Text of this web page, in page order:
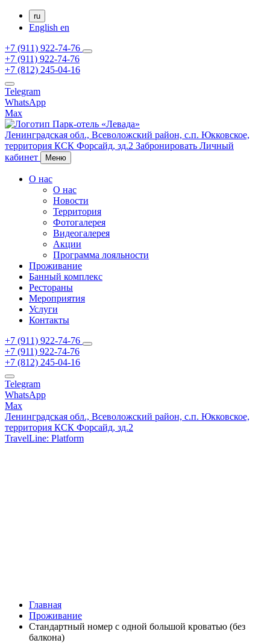
ru
English en
+7 (911) 922-74-76
+7 (911) 922-74-76
+7 (812) 245-04-16
Telegram
WhatsApp
Max
Ленинградская обл., Всеволожский район, с.п. Юкковское,
территория КСК Форсайд, зд.2 Забронировать Личный
кабинет
Меню
О нас
О нас
Новости
Территория
Фотогалерея
Видеогалерея
Акции
Программа лояльности
Проживание
Банный комплекс
Рестораны
Мероприятия
Услуги
Контакты
+7 (911) 922-74-76
+7 (911) 922-74-76
+7 (812) 245-04-16
Telegram
WhatsApp
Max
Ленинградская обл., Всеволожский район, с.п. Юкковское,
территория КСК Форсайд, зд.2
TravelLine: Platform
Главная
Проживание
Стандартный номер с одной большой кроватью (без
балкона)